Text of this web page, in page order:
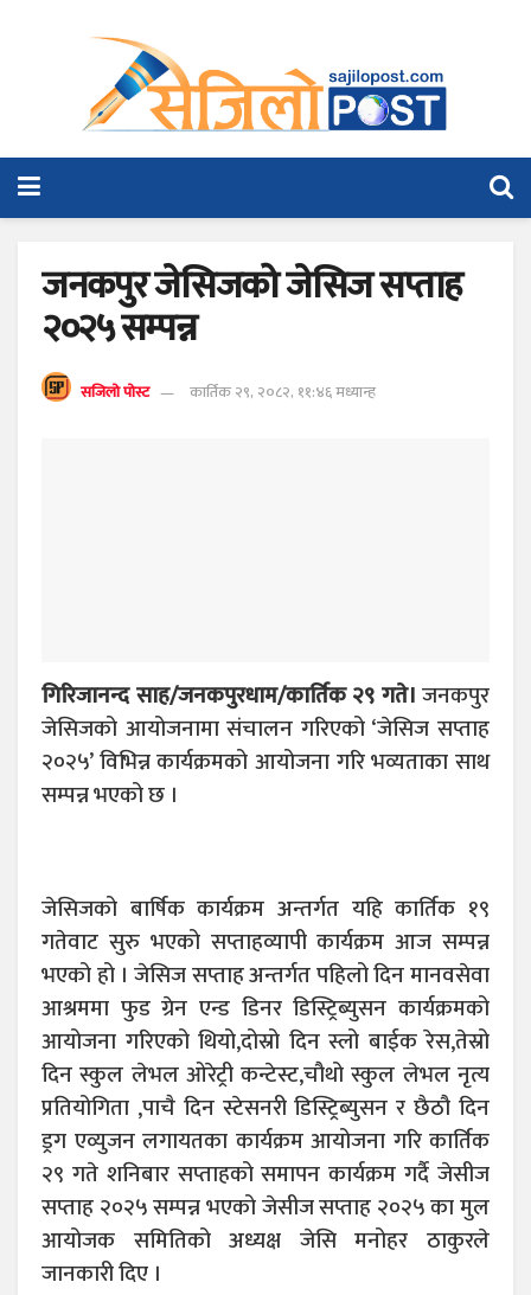
जनकपुर जेसिजको जेसिज सप्ताह
२०२५ सम्पन्न
सजिलो पोस्ट कार्तिक २९, २०८२, ११:४६ मध्यान्ह
गिरिजानन्द साह/जनकपुरधाम/कार्तिक २९ गते।जनकपुर
जेसिजको आयोजनामा संचालन गरिएको ‘जेसिज सप्ताह
२०२५’ विभिन्न कार्यक्रमको आयोजना गरि भव्यताका साथ
सम्पन्न भएको छ ।
जेसिजको बार्षिक कार्यक्रम अन्तर्गत यहि कार्तिक १९
गतेवाट सुरु भएको सप्ताहव्यापी कार्यक्रम आज सम्पन्न
भएको हो । जेसिज सप्ताह अन्तर्गत पहिलो दिन मानवसेवा
आश्रममा फुड ग्रेन एन्ड डिनर डिस्ट्रिब्युसन कार्यक्रमको
आयोजना गरिएको थियो,दोस्रो दिन स्लो बाईक रेस,तेस्रो
दिन स्कुल लेभल ओरेट्री कन्टेस्ट,चौथो स्कुल लेभल नृत्य
प्रतियोगिता ,पाचै दिन स्टेसनरी डिस्ट्रिब्युसन र छैठौ दिन
ड्रग एव्युजन लगायतका कार्यक्रम आयोजना गरि कार्तिक
२९ गते शनिबार सप्ताहको समापन कार्यक्रम गर्दै जेसीज
सप्ताह २०२५ सम्पन्न भएको जेसीज सप्ताह २०२५ का मुल
आयोजक समितिको अध्यक्ष जेसि मनोहर ठाकुरले
जानकारी दिए ।